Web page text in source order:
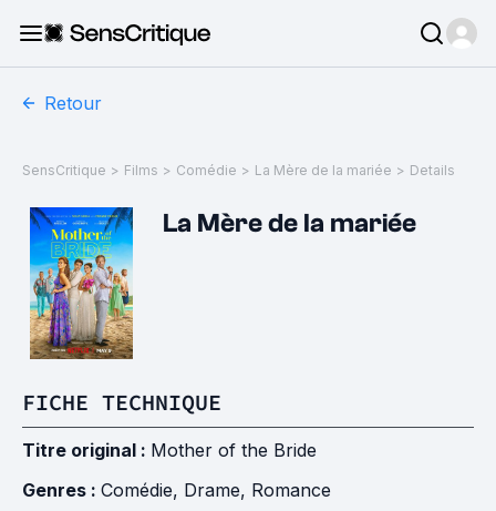
Retour
SensCritique > Films > Comédie > La Mère de la mariée > Details
La Mère de la mariée
FICHE TECHNIQUE
Titre original : Mother of the Bride
Genres : Comédie, Drame, Romance